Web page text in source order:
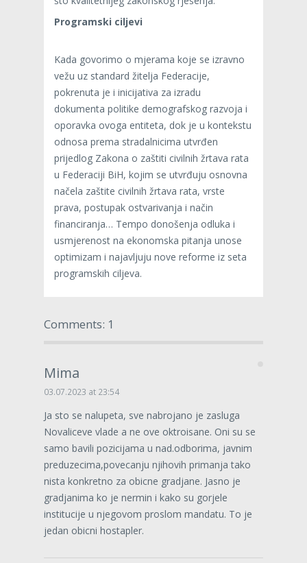
Programski ciljevi
Kada govorimo o mjerama koje se izravno
vežu uz standard žitelja Federacije,
pokrenuta je i inicijativa za izradu
dokumenta politike demografskog razvoja i
oporavka ovoga entiteta, dok je u kontekstu
odnosa prema stradalnicima utvrđen
prijedlog Zakona o zaštiti civilnih žrtava rata
u Federaciji BiH, kojim se utvrđuju osnovna
načela zaštite civilnih žrtava rata, vrste
prava, postupak ostvarivanja i način
financiranja… Tempo donošenja odluka i
usmjerenost na ekonomska pitanja unose
optimizam i najavljuju nove reforme iz seta
programskih ciljeva.
Comments: 1
Mima
03.07.2023 at 23:54
Ja sto se nalupeta, sve nabrojano je zasluga
Novaliceve vlade a ne ove oktroisane. Oni su se
samo bavili pozicijama u nad.odborima, javnim
preduzecima,povecanju njihovih primanja tako
nista konkretno za obicne gradjane. Jasno je
gradjanima ko je nermin i kako su gorjele
institucije u njegovom proslom mandatu. To je
jedan obicni hostapler.